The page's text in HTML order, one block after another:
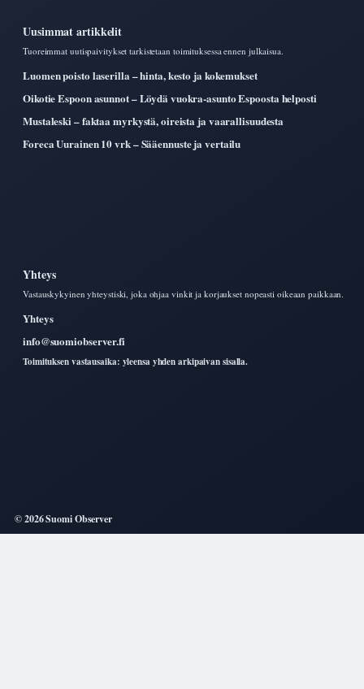
Uusimmat artikkelit
Tuoreimmat uutispaivitykset tarkistetaan toimituksessa ennen julkaisua.
Luomen poisto laserilla – hinta, kesto ja kokemukset
Oikotie Espoon asunnot – Löydä vuokra-asunto Espoosta helposti
Mustaleski – faktaa myrkystä, oireista ja vaarallisuudesta
Foreca Uurainen 10 vrk – Sääennuste ja vertailu
Yhteys
Vastauskykyinen yhteystiski, joka ohjaa vinkit ja korjaukset nopeasti oikeaan paikkaan.
Yhteys
info@suomiobserver.fi
Toimituksen vastausaika: yleensa yhden arkipaivan sisalla.
© 2026 Suomi Observer